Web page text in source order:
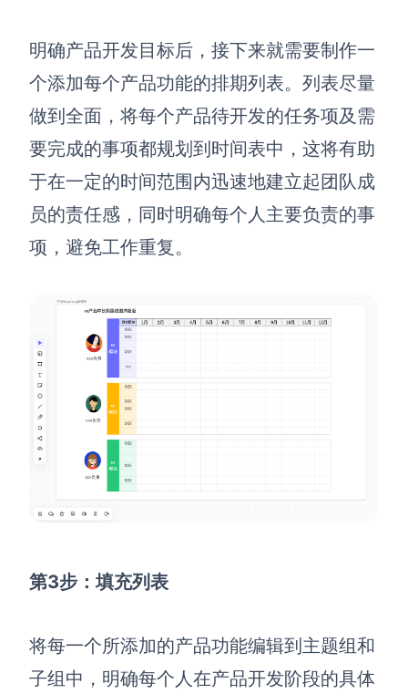
明确产品开发目标后，接下来就需要制作一
个添加每个产品功能的排期列表。列表尽量
做到全面，将每个产品待开发的任务项及需
要完成的事项都规划到时间表中，这将有助
于在一定的时间范围内迅速地建立起团队成
员的责任感，同时明确每个人主要负责的事
项，避免工作重复。
第3步：填充列表
将每一个所添加的产品功能编辑到主题组和
子组中，明确每个人在产品开发阶段的具体